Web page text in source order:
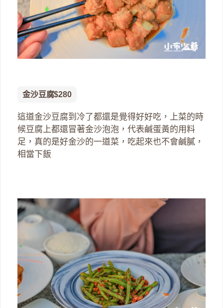
金沙豆腐$280
這道金沙豆腐到冷了都還是覺得好好吃，上菜的時
候豆腐上都還冒著金沙泡泡，代表鹹蛋黃的用料
足，真的是好金沙的一道菜，吃起來也不會鹹膩，
相當下飯